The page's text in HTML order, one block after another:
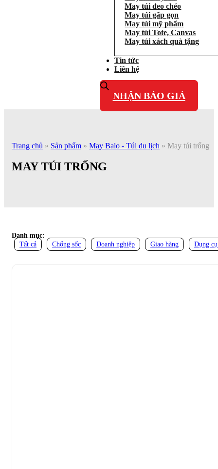
May túi đeo chéo
May túi gấp gọn
May túi mỹ phẩm
May túi Tote, Canvas
May túi xách quà tặng
Tin tức
Liên hệ
NHẬN BÁO GIÁ
Trang chủ » Sản phẩm » May Balo - Túi du lịch » May túi trống
MAY TÚI TRỐNG
Danh mục:
Tất cả
Chống sốc Doanh nghiệp Giao hàng Dụng